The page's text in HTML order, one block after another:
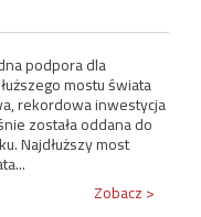
podpora dla
mostu świata
rekordowa inwestycja
została oddana do
Najdłuższy most
Zobacz >